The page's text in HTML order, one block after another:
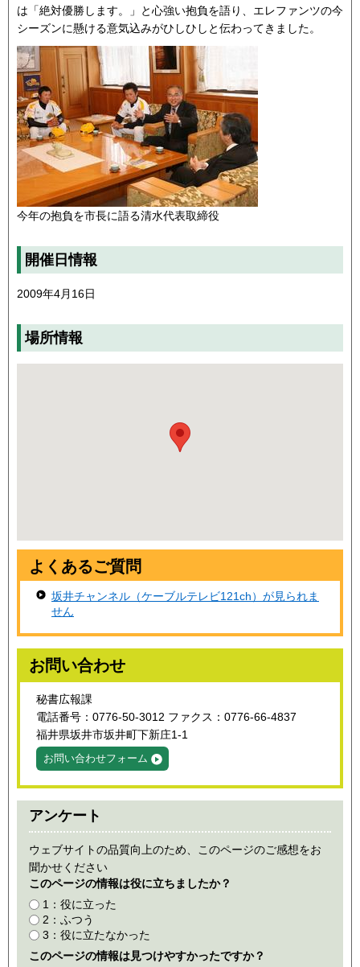
は「絶対優勝します。」と心強い抱負を語り、エレファンツの今
シーズンに懸ける意気込みがひしひしと伝わってきました。
今年の抱負を市長に語る清水代表取締役
開催日情報
2009年4月16日
場所情報
よくあるご質問
坂井チャンネル（ケーブルテレビ121ch）が見られま
せん
お問い合わせ
秘書広報課
電話番号：0776-50-3012 ファクス：0776-66-4837
福井県坂井市坂井町下新庄1-1
お問い合わせフォーム
アンケート
ウェブサイトの品質向上のため、このページのご感想をお
聞かせください
このページの情報は役に立ちましたか？
1：役に立った
2：ふつう
3：役に立たなかった
このページの情報は見つけやすかったですか？